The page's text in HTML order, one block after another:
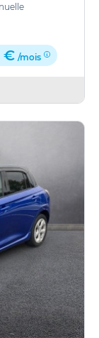
€ /mois